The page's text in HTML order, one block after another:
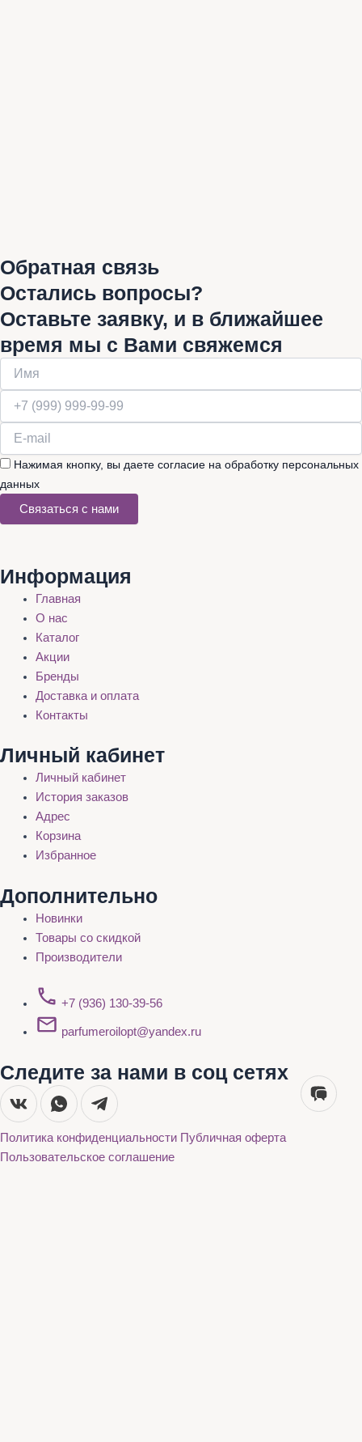
Обратная связь
Остались вопросы?
Оставьте заявку, и в ближайшее
время мы с Вами свяжемся
Нажимая кнопку, вы даете согласие на обработку персональных
данных
Связаться с нами
Информация
Главная
О нас
Каталог
Акции
Бренды
Доставка и оплата
Контакты
Личный кабинет
Личный кабинет
История заказов
Адрес
Корзина
Избранное
Дополнительно
Новинки
Товары со скидкой
Производители
+7 (936) 130-39-56
parfumeroilopt@yandex.ru
Следите за нами в соц сетях
Политика конфиденциальности Публичная оферта
Пользовательское соглашение